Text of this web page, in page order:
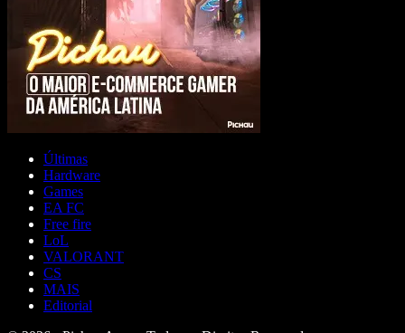
Últimas
Hardware
Games
EA FC
Free fire
LoL
VALORANT
CS
MAIS
Editorial